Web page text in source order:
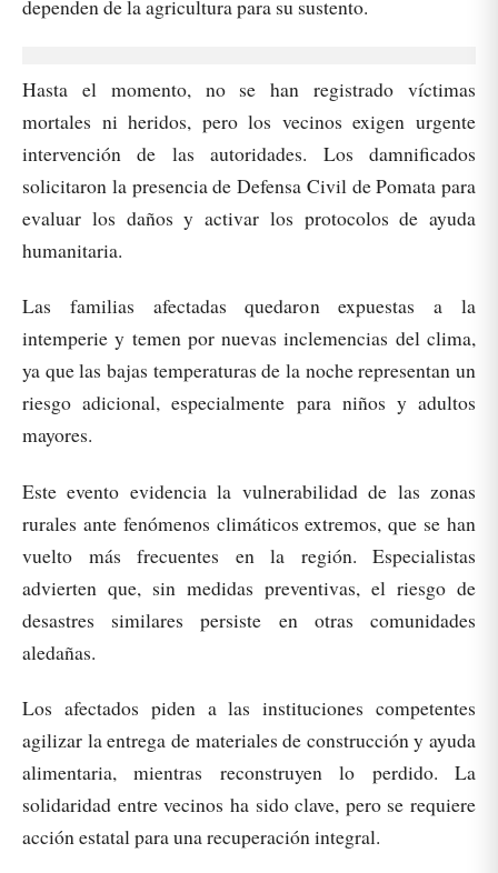
dependen de la agricultura para su sustento.
Hasta el momento, no se han registrado víctimas
mortales ni heridos, pero los vecinos exigen urgente
intervención de las autoridades. Los damnificados
solicitaron la presencia de Defensa Civil de Pomata para
evaluar los daños y activar los protocolos de ayuda
humanitaria.
Las familias afectadas quedaron expuestas a la
intemperie y temen por nuevas inclemencias del clima,
ya que las bajas temperaturas de la noche representan un
riesgo adicional, especialmente para niños y adultos
mayores.
Este evento evidencia la vulnerabilidad de las zonas
rurales ante fenómenos climáticos extremos, que se han
vuelto más frecuentes en la región. Especialistas
advierten que, sin medidas preventivas, el riesgo de
desastres similares persiste en otras comunidades
aledañas.
Los afectados piden a las instituciones competentes
agilizar la entrega de materiales de construcción y ayuda
alimentaria, mientras reconstruyen lo perdido. La
solidaridad entre vecinos ha sido clave, pero se requiere
acción estatal para una recuperación integral.